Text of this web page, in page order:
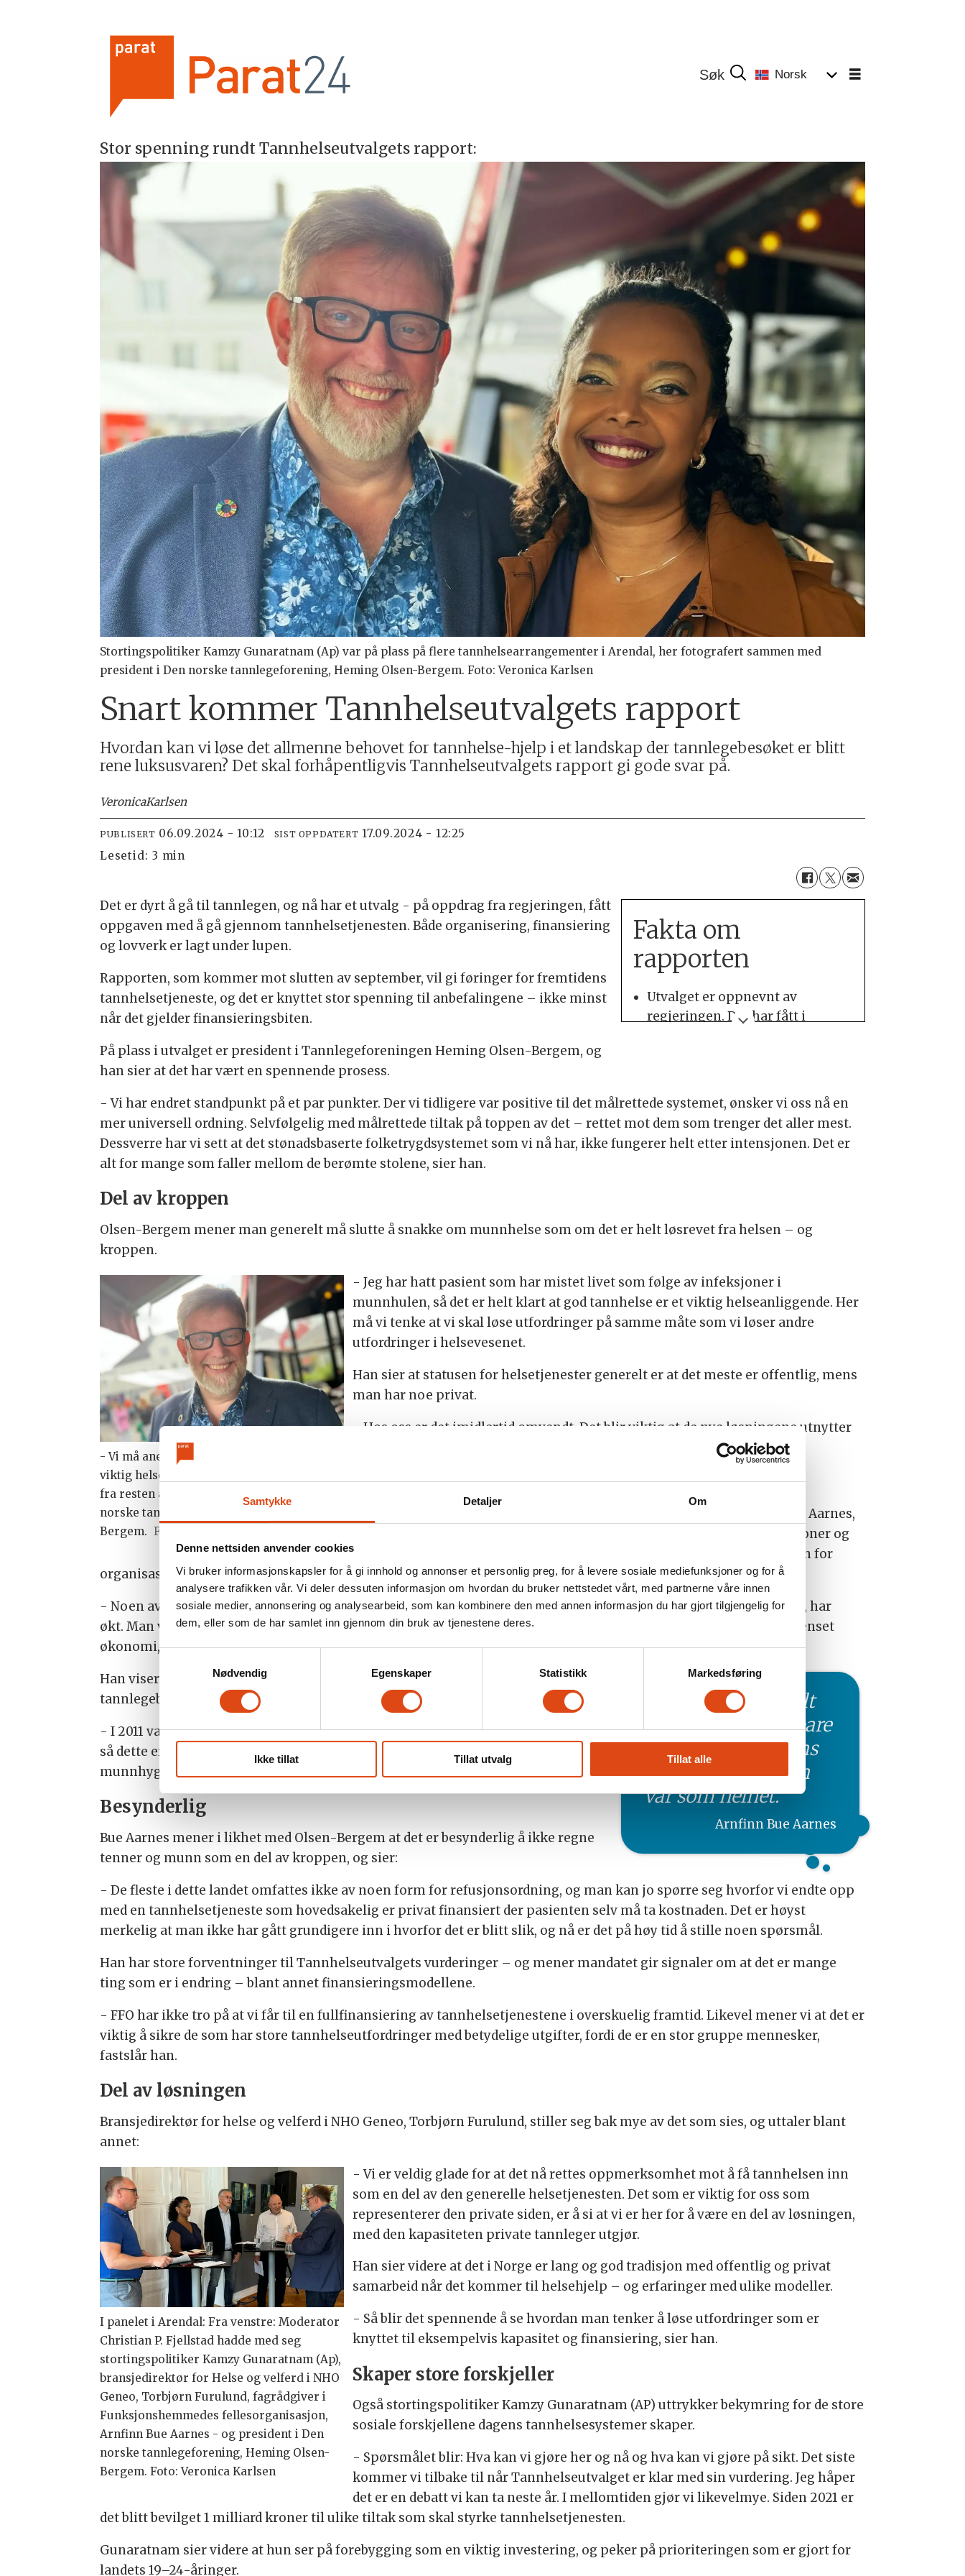
Samtykke Detaljer Om
Denne nettsiden anvender cookies
Vi bruker informasjonskapsler for å gi innhold og annonser et personlig preg, for å levere sosiale mediefunksjoner og for å
analysere trafikken vår. Vi deler dessuten informasjon om hvordan du bruker nettstedet vårt, med partnerne våre innen
sosiale medier, annonsering og analysearbeid, som kan kombinere den med annen informasjon du har gjort tilgjengelig for
dem, eller som de har samlet inn gjennom din bruk av tjenestene deres.
Samtykkevalg
Nødvendig
Egenskaper Statistikk Markedsføring
Ikke tillat Tillat utvalg Tillat alle
Norsk
Stor spenning rundt Tannhelseutvalgets rapport:
Stortingspolitiker Kamzy Gunaratnam (Ap) var på plass på flere tannhelsearrangementer i Arendal, her fotografert sammen med
president i Den norske tannlegeforening, Heming Olsen-Bergem. Foto: Veronica Karlsen
Snart kommer Tannhelseutvalgets rapport
Hvordan kan vi løse det allmenne behovet for tannhelse-hjelp i et landskap der tannlegebesøket er blitt
rene luksusvaren? Det skal forhåpentligvis Tannhelseutvalgets rapport gi gode svar på.
VeronicaKarlsen
PUBLISERT 06.09.2024 - 10:12 SIST OPPDATERT
17.09.2024 - 12:25
Lesetid: 3 min
Fakta om
rapporten
Utvalget er oppnevnt av
regjeringen. Det har fått i
offentlige ansvaret for tjenester
og flytte den økonomiske byrden
fra den enkelte til staten.
Det er dyrt å gå til tannlegen, og nå har et utvalg - på oppdrag fra regjeringen, fått
oppgaven med å gå gjennom tannhelsetjenesten. Både organisering, finansiering
og lovverk er lagt under lupen.
Rapporten, som kommer mot slutten av september, vil gi føringer for fremtidens
tannhelsetjeneste, og det er knyttet stor spenning til anbefalingene – ikke minst
når det gjelder finansieringsbiten.
På plass i utvalget er president i Tannlegeforeningen Heming Olsen-Bergem, og
han sier at det har vært en spennende prosess.
- Vi har endret standpunkt på et par punkter. Der vi tidligere var positive til det målrettede systemet, ønsker vi oss nå en
mer universell ordning. Selvfølgelig med målrettede tiltak på toppen av det – rettet mot dem som trenger det aller mest.
Dessverre har vi sett at det stønadsbaserte folketrygdsystemet som vi nå har, ikke fungerer helt etter intensjonen. Det er
alt for mange som faller mellom de berømte stolene, sier han.
Del av kroppen
Olsen-Bergem mener man generelt må slutte å snakke om munnhelse som om det er helt løsrevet fra helsen – og
kroppen.
- Vi må anerkjenne at munn og tenner er et
viktig helseområde som ikke er løsrevet
fra resten av kroppen, sier president i Den
norske tannlegeforening, Heming Olsen-
Bergem. Foto: Veronica Karlsen
- Jeg har hatt pasient som har mistet livet som følge av infeksjoner i
munnhulen, så det er helt klart at god tannhelse er et viktig helseanliggende. Her
må vi tenke at vi skal løse utfordringer på samme måte som vi løser andre
utfordringer i helsevesenet.
Han sier at statusen for helsetjenester generelt er at det meste er offentlig, mens
man har noe privat.
- Hos oss er det imidlertid omvendt. Det blir viktig at de nye løsningene utnytter
Et stort gap
Fagrådgiver i Funksjonshemmedes fellesorganisasjon (FFO), Arnfinn Bue Aarnes,
er spent på hva som ligger i rapporten. Med sine 88 medlemsorganisasjoner og
mer enn 400 000 medlemmer er FFO landets største paraplyorganisasjon for
organisasjoner av funksjonshemmede og kronisk syke.
- Noen av medlemmene våre har refusjonsordninger, men gapet mellom refusjonstakstene, og tannlegenes pris, har
økt. Man vet at dette er pasienter med store funksjonshemninger som lever av trygd, og som har en relativt begrenset
økonomi, sier Bue Aarnes.
Tannhelse er helt
essensielt – ikke bare
for munnhygienens
del, men for helsen
vår som helhet.
Arnfinn Bue Aarnes
Han viser til nye SSB-tall, der 329 000 mennesker oppgir at de dropper
tannlegebesøk fordi de ikke har råd. Han omtaler tallet som smått dramatisk.
- I 2011 var det 200 000 færre som oppga at de ikke hadde råd til et tannlegebesøk,
så dette er en alarmerende økning. Tannhelse er helt essensielt – ikke bare for
munnhygienens del, men for helsen vår som helhet, sier han.
Besynderlig
Bue Aarnes mener i likhet med Olsen-Bergem at det er besynderlig å ikke regne
tenner og munn som en del av kroppen, og sier:
- De fleste i dette landet omfattes ikke av noen form for refusjonsordning, og man kan jo spørre seg hvorfor vi endte opp
med en tannhelsetjeneste som hovedsakelig er privat finansiert der pasienten selv må ta kostnaden. Det er høyst
merkelig at man ikke har gått grundigere inn i hvorfor det er blitt slik, og nå er det på høy tid å stille noen spørsmål.
Han har store forventninger til Tannhelseutvalgets vurderinger – og mener mandatet gir signaler om at det er mange
ting som er i endring – blant annet finansieringsmodellene.
- FFO har ikke tro på at vi får til en fullfinansiering av tannhelsetjenestene i overskuelig framtid. Likevel mener vi at det er
viktig å sikre de som har store tannhelseutfordringer med betydelige utgifter, fordi de er en stor gruppe mennesker,
fastslår han.
Del av løsningen
Bransjedirektør for helse og velferd i NHO Geneo, Torbjørn Furulund, stiller seg bak mye av det som sies, og uttaler blant
annet:
I panelet i Arendal: Fra venstre: Moderator
Christian P. Fjellstad hadde med seg
stortingspolitiker Kamzy Gunaratnam (Ap),
bransjedirektør for Helse og velferd i NHO
Geneo, Torbjørn Furulund, fagrådgiver i
Funksjonshemmedes fellesorganisasjon,
Arnfinn Bue Aarnes - og president i Den
norske tannlegeforening, Heming Olsen-
Bergem. Foto: Veronica Karlsen
- Vi er veldig glade for at det nå rettes oppmerksomhet mot å få tannhelsen inn
som en del av den generelle helsetjenesten. Det som er viktig for oss som
representerer den private siden, er å si at vi er her for å være en del av løsningen,
med den kapasiteten private tannleger utgjør.
Han sier videre at det i Norge er lang og god tradisjon med offentlig og privat
samarbeid når det kommer til helsehjelp – og erfaringer med ulike modeller.
- Så blir det spennende å se hvordan man tenker å løse utfordringer som er
knyttet til eksempelvis kapasitet og finansiering, sier han.
Skaper store forskjeller
Også stortingspolitiker Kamzy Gunaratnam (AP) uttrykker bekymring for de store
sosiale forskjellene dagens tannhelsesystemer skaper.
- Spørsmålet blir: Hva kan vi gjøre her og nå og hva kan vi gjøre på sikt. Det siste
kommer vi tilbake til når Tannhelseutvalget er klar med sin vurdering. Jeg håper
det er en debatt vi kan ta neste år. I mellomtiden gjør vi likevelmye. Siden 2021 er
det blitt bevilget 1 milliard kroner til ulike tiltak som skal styrke tannhelsetjenesten.
Gunaratnam sier videre at hun ser på forebygging som en viktig investering, og peker på prioriteringen som er gjort for
landets 19–24-åringer.